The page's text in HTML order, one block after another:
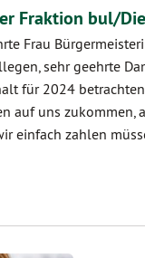
Fraktion bul/
Frau
sehr geehrte
für 2024
auf uns zukommen,
einfach zahlen